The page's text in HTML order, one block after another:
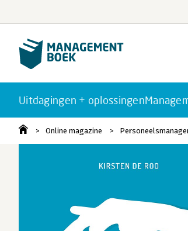
Uitdagingen + oplossingen
Online magazine